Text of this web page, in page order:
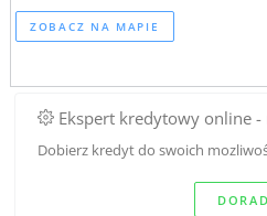
ZOBACZ NA MAPIE
Ekspert kredytowy online
Dobierz kredyt do swoich